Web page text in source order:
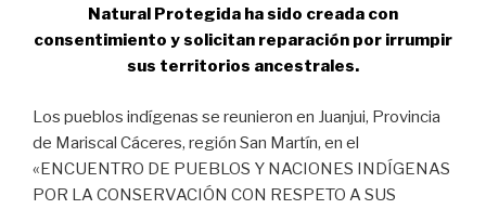
Natural Protegida ha sido creada con
consentimiento y solicitan reparación por irrumpir
sus territorios ancestrales.
Los pueblos indígenas se reunieron en Juanjui, Provincia
de Mariscal Cáceres, región San Martín, en el
«ENCUENTRO DE PUEBLOS Y NACIONES INDÍGENAS
POR LA CONSERVACIÓN CON RESPETO A SUS